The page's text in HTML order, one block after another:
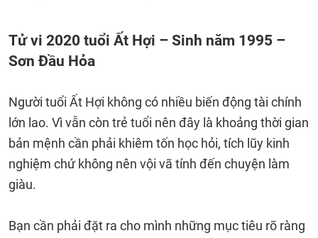
Tử vi 2020 tuổi Ất Hợi – Sinh năm 1995 –
Sơn Đầu Hỏa
Người tuổi Ất Hợi không có nhiều biến động tài chính
lớn lao. Vì vẫn còn trẻ tuổi nên đây là khoảng thời gian
bản mệnh cần phải khiêm tốn học hỏi, tích lũy kinh
nghiệm chứ không nên vội vã tính đến chuyện làm
giàu.
Bạn cần phải đặt ra cho mình những mục tiêu rõ ràng